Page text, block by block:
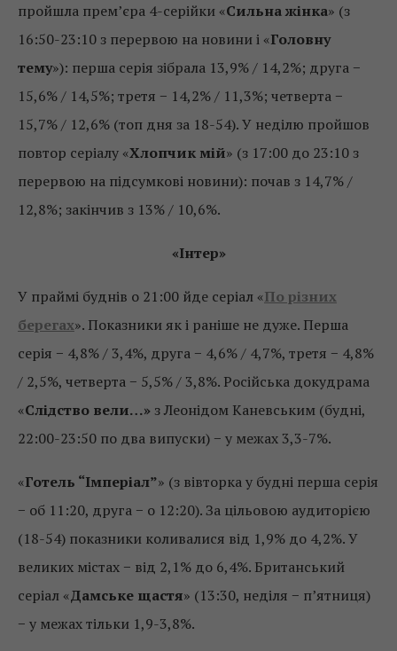
пройшла прем’єра 4-серійки «Сильна жінка» (з
16:50-23:10 з перервою на новини і «Головну
тему»): перша серія зібрала 13,9% / 14,2%; друга −
15,6% / 14,5%; третя − 14,2% / 11,3%; четверта −
15,7% / 12,6% (топ дня за 18-54). У неділю пройшов
повтор серіалу «Хлопчик мій» (з 17:00 до 23:10 з
перервою на підсумкові новини): почав з 14,7% /
12,8%; закінчив з 13% / 10,6%.
«Інтер»
У праймі буднів о 21:00 йде серіал «По різних
берегах». Показники як і раніше не дуже. Перша
серія − 4,8% / 3,4%, друга − 4,6% / 4,7%, третя − 4,8%
/ 2,5%, четверта − 5,5% / 3,8%. Російська докудрама
«Слідство вели…» з Леонідом Каневським (будні,
22:00-23:50 по два випуски) − у межах 3,3-7%.
«Готель “Імперіал”» (з вівторка у будні перша серія
− об 11:20, друга − о 12:20). За цільовою аудиторією
(18-54) показники коливалися від 1,9% до 4,2%. У
великих містах − від 2,1% до 6,4%. Британський
серіал «Дамське щастя» (13:30, неділя − п’ятниця)
− у межах тільки 1,9-3,8%.